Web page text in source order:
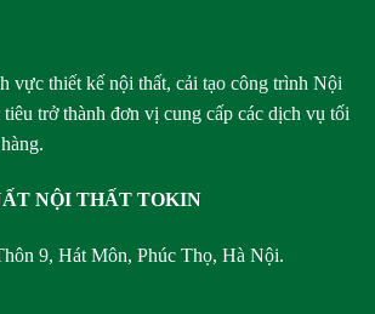
vực thiết kế nội thất, cải tạo công trình Nội
trở thành đơn vị cung cấp các dịch vụ tối
NỘI THẤT TOKIN
9, Hát Môn, Phúc Thọ, Hà Nội.